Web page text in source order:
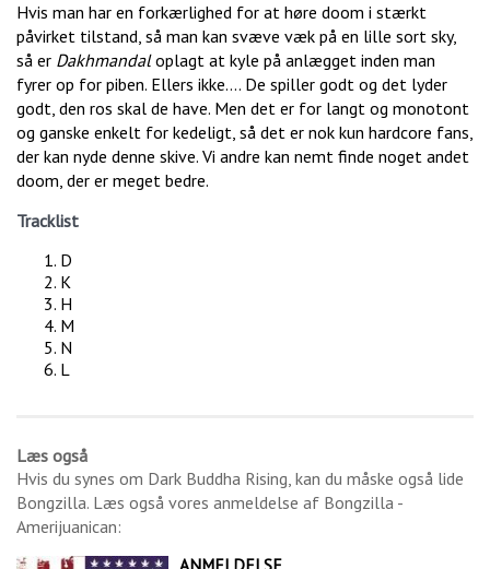
Hvis man har en forkærlighed for at høre doom i stærkt
påvirket tilstand, så man kan svæve væk på en lille sort sky,
så er Dakhmandaloplagt at kyle på anlægget inden man
fyrer op for piben. Ellers ikke.... De spiller godt og det lyder
godt, den ros skal de have. Men det er for langt og monotont
og ganske enkelt for kedeligt, så det er nok kun hardcore fans,
der kan nyde denne skive. Vi andre kan nemt finde noget andet
doom, der er meget bedre.
Tracklist
D
K
H
M
N
L
Læs også
Hvis du synes om Dark Buddha Rising, kan du måske også lide
Bongzilla. Læs også vores anmeldelse af Bongzilla -
Amerijuanican: